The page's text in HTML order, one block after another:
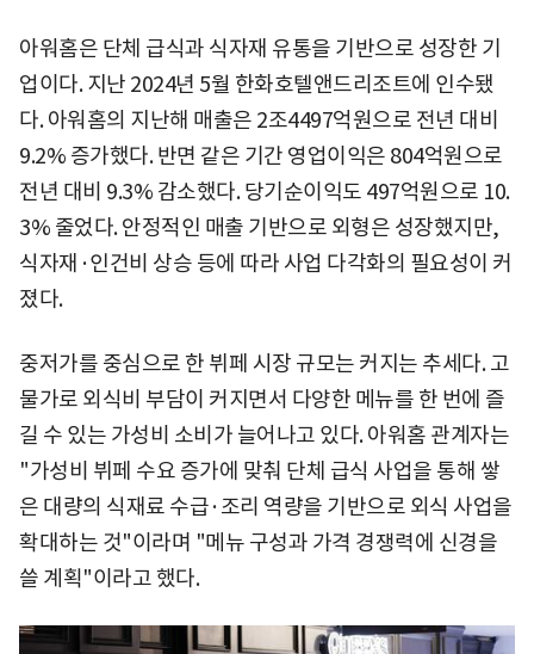
아워홈은 단체 급식과 식자재 유통을 기반으로 성장한 기
업이다. 지난 2024년 5월 한화호텔앤드리조트에 인수됐
다. 아워홈의 지난해 매출은 2조4497억원으로 전년 대비
9.2% 증가했다. 반면 같은 기간 영업이익은 804억원으로
전년 대비 9.3% 감소했다. 당기순이익도 497억원으로 10.
3% 줄었다. 안정적인 매출 기반으로 외형은 성장했지만,
식자재·인건비 상승 등에 따라 사업 다각화의 필요성이 커
졌다.
중저가를 중심으로 한 뷔페 시장 규모는 커지는 추세다. 고
물가로 외식비 부담이 커지면서 다양한 메뉴를 한 번에 즐
길 수 있는 가성비 소비가 늘어나고 있다. 아워홈 관계자는
"가성비 뷔페 수요 증가에 맞춰 단체 급식 사업을 통해 쌓
은 대량의 식재료 수급·조리 역량을 기반으로 외식 사업을
확대하는 것"이라며 "메뉴 구성과 가격 경쟁력에 신경을
쓸 계획"이라고 했다.